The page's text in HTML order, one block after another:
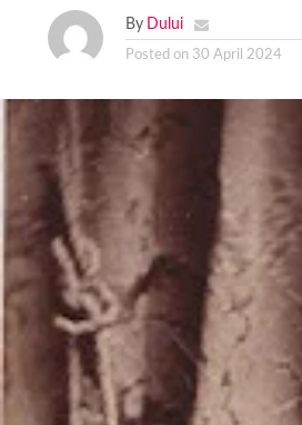
By Dului
Posted on 30 April 2024